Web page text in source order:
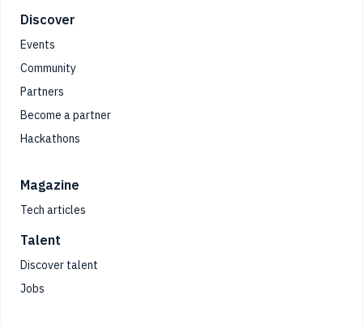
Footer
Discover
Events
Community
Partners
Become a partner
Hackathons
Magazine
Tech articles
Talent
Discover talent
Jobs